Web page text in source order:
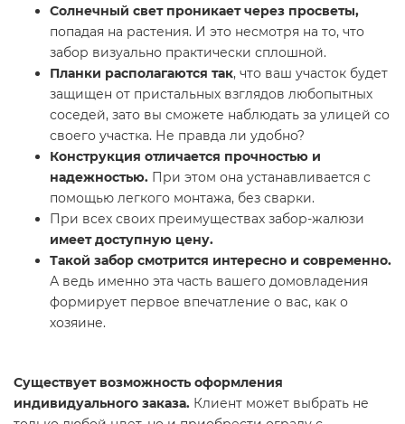
Солнечный свет проникает через просветы,
попадая на растения. И это несмотря на то, что
забор визуально практически сплошной.
Планки располагаются так, что ваш участок будет
защищен от пристальных взглядов любопытных
соседей, зато вы сможете наблюдать за улицей со
своего участка. Не правда ли удобно?
Конструкция отличается прочностью и
надежностью. При этом она устанавливается с
помощью легкого монтажа, без сварки.
При всех своих преимуществах забор-жалюзи
имеет доступную цену.
Такой забор смотрится интересно и современно.
А ведь именно эта часть вашего домовладения
формирует первое впечатление о вас, как о
хозяине.
Существует возможность оформления
индивидуального заказа. Клиент может выбрать не